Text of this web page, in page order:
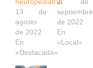
13 de
agosto
de 2022
En
«Destacada»
septiembre
de 2022
En
«Local»